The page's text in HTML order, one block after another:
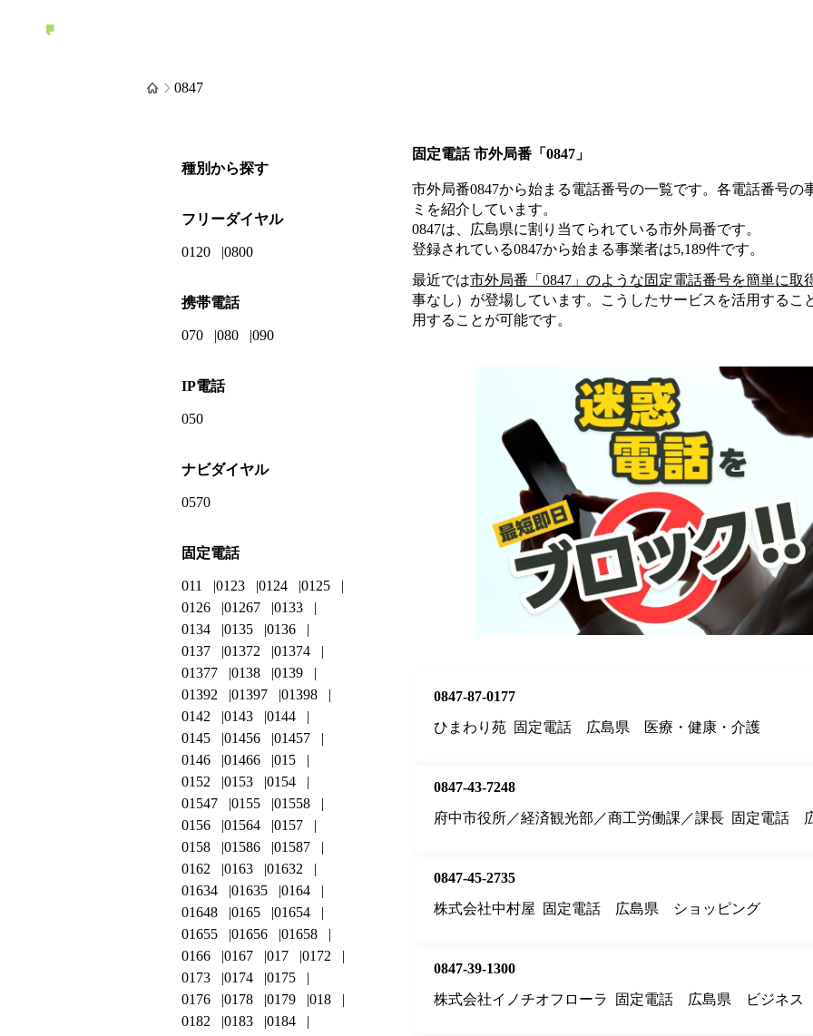
0847
固定電話 市外局番「0847」
市外局番0847から始まる電話番号の一覧です。各電話番号
ミを紹介しています。
0847は、広島県に割り当てられている市外局番です。
登録されている0847から始まる事業者は5,189件です。
最近では市外局番「 0847 」のような固定電話番号を簡単に取
事なし）が登場しています。こうしたサービスを活用するこ
用することが可能です。
0847-87-0177
ひまわり苑 固定電話 広島県 医療・健康・介護
0847-43-7248
府中市役所／経済観光部／商工労働課／課長 固定電話
0847-45-2735
株式会社中村屋
固定電話 広島県 ショッピング
0847-39-1300
株式会社イノチオフローラ
固定電話 広島県 ビジネス
種別から探す
フリーダイヤル
0120 0800
携帯電話
070 080 090
IP電話
050
ナビダイヤル
0570
固定電話
011 0123 0124
0125
0126
01267
0133
0134
0135
0136
0137
01372
01374
01377
0138
0139
01392
01397
01398
0142
0143
0144
0145
01456
01457
0146
01466
015
0152
0153
0154
01547
0155
01558
0156
01564
0157
0158
01586
01587
0162
0163
01632
01634
01635
0164
01648
0165
01654
01655
01656
01658
0166
0167 017
0172
0173
0174
0175
0176
0178 0179
018
0182
0183
0184